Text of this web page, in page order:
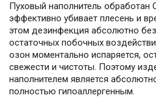
Пуховый наполнитель обработан
эффективно убивает плесень и
этом дезинфекция абсолютно
остаточных побочных
озон моментально испаряется,
свежести и чистоты. Поэтому
наполнителем является
полностью гипоаллергенным.